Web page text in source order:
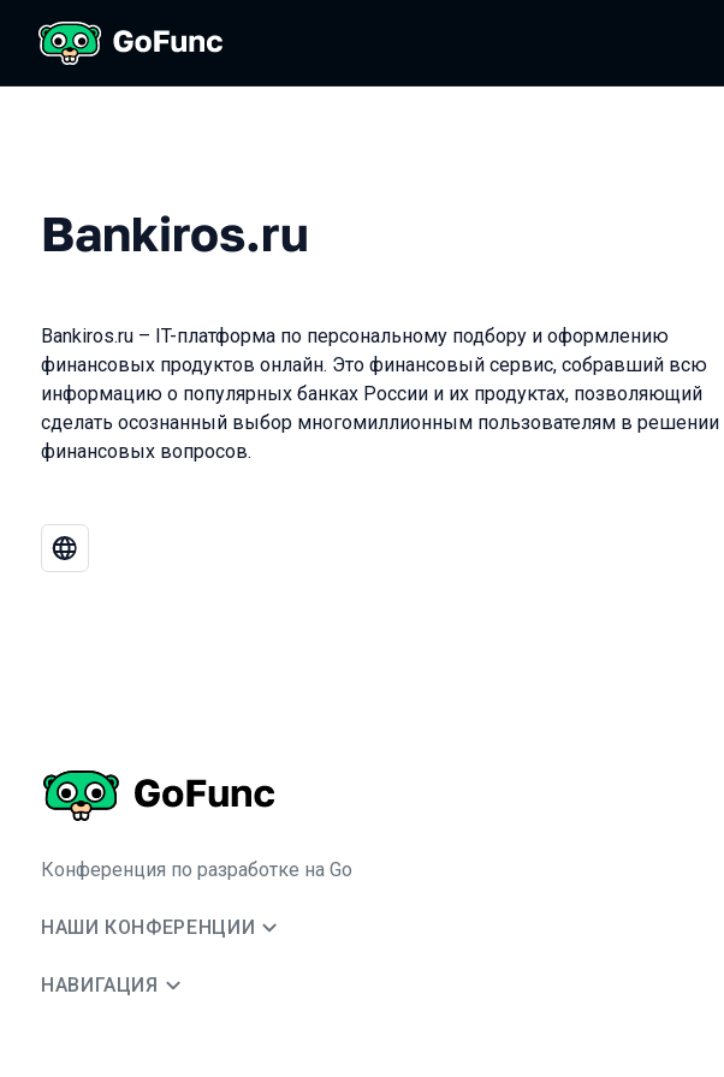
Bankiros.ru
Bankiros.ru – IT-платформа по персональному подбору и оформлению
финансовых продуктов онлайн. Это финансовый сервис, собравший всю
информацию о популярных банках России и их продуктах, позволяющий
сделать осознанный выбор многомиллионным пользователям в решении
финансовых вопросов.
Конференция по разработке на Go
НАШИ КОНФЕРЕНЦИИ
НАВИГАЦИЯ